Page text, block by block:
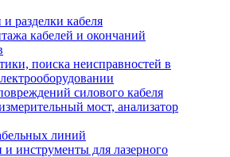
разделки кабеля
кабелей и окончаний
поиска неисправностей в
силового кабеля
мост, анализатор
линий
инструменты для лазерного